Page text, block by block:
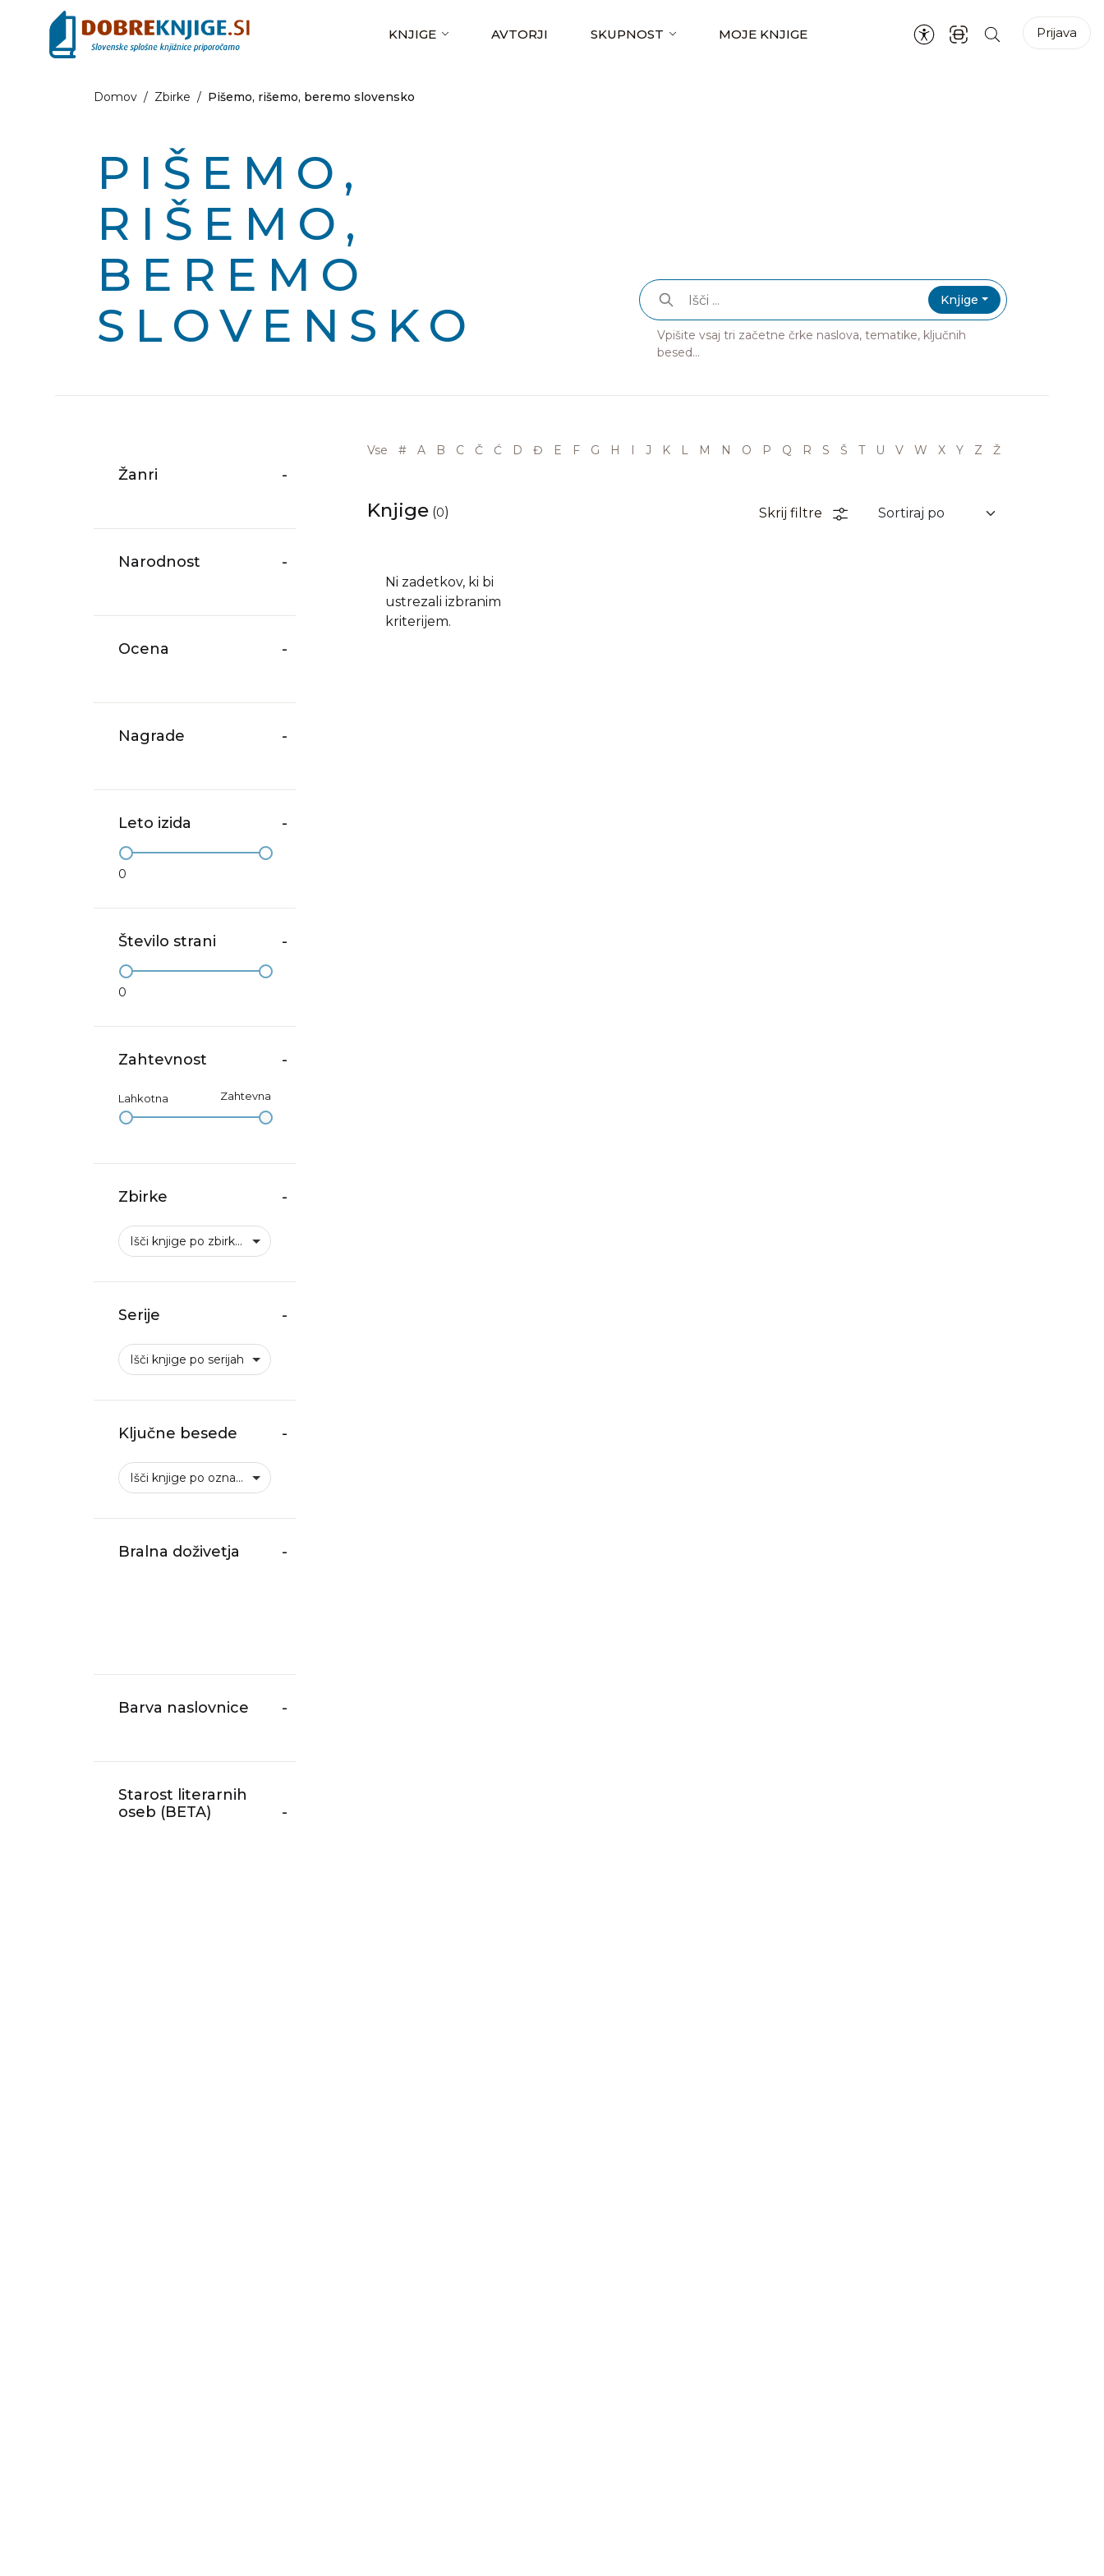
KNJIGE AVTORJI SKUPNOST MOJE KNJIGE Prijava
Domov / Zbirke / Pišemo, rišemo, beremo slovensko
PIŠEMO,
RIŠEMO,
BEREMO
SLOVENSKO
Knjige
Vpišite vsaj tri začetne črke naslova, tematike, ključnih
besed...
Žanri -
Narodnost -
Ocena -
Nagrade -
Leto izida -
0
Število strani -
0
Zahtevnost -
Lahkotna Zahtevna
Zbirke -
Išči knjige po zbirkah
Serije -
Išči knjige po serijah
Ključne besede -
Išči knjige po oznakah
Bralna doživetja -
Barva naslovnice -
Starost literarnih
oseb (BETA)
-
Vse # A B C Č Ć D Đ E F G H I J K L M N O P Q R S Š T U V W X Y Z Ž
Knjige (0) Skrij filtre
Ni zadetkov, ki bi
ustrezali izbranim
kriterijem.